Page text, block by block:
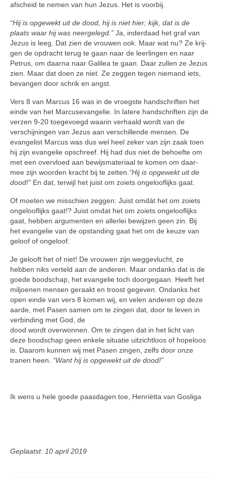
afscheid te nemen van hun Jezus. Het is voorbij.
“Hij is opgewekt uit de dood, hij is niet hier; kijk, dat is de
plaats waar hij was neergelegd.” Ja, inderdaad het graf van
Jezus is leeg. Dat zien de vrouwen ook. Maar wat nu? Ze krij­
gen de opdracht terug te gaan naar de leerlingen en naar
Petrus, om daarna naar Galilea te gaan. Daar zullen ze Jezus
zien. Maar dat doen ze niet. Ze zeggen tegen niemand iets,
bevangen door schrik en angst.
Vers 8 van Marcus 16 was in de vroegste handschriften het
einde van het Marcusevangelie. In latere handschriften zijn de
verzen 9-20 toegevoegd waarin verhaald wordt van de
verschijningen van Jezus aan verschillende mensen. De
evangelist Marcus was dus wel heel zeker van zijn zaak toen
hij zijn evangelie opschreef. Hij had dus niet de be­hoefte om
met een overvloed aan bewijsmateriaal te komen om daar­
mee zijn woorden kracht bij te zetten. “Hij is opgewekt uit de
dood!” En dat, terwijl het juist om zoiets ongelooflijks gaat.
Of moeten we misschien zeggen: Juist omdát het om zoiets
onge­looflijks gaat!? Juist omdat het om zoiets ongelooflijks
gaat, hebben ar­gumenten en allerlei bewijzen geen zin. Bij
het evangelie van de opstan­ding gaat het om de keuze van
geloof of ongeloof.
Je gelooft het of niet! De vrouwen zijn weggevlucht, ze
hebben niks ver­teld aan de anderen. Maar ondanks dat is de
goede boodschap, het evangelie toch doorgegaan. Heeft het
miljoenen mensen geraakt en troost gegeven. Ondanks het
open einde van vers 8 komen wij, en velen anderen op deze
aarde, met Pasen samen om te zingen dat, door te le­ven in
verbinding met God, de
dood wordt overwonnen. Om te zingen dat in het licht van
deze boodschap geen enkele situatie uit­zichtloos of hopeloos
is. Daarom kunnen wij met Pasen zingen, zelfs door onze
tranen heen. “Want hij is opgewekt uit de dood!”
Ik wens u hele goede paasdagen toe, Henriëtta van Gosliga
Geplaatst: 10 april 2019